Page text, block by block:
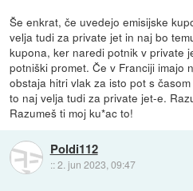
Še enkrat, če uvedejo emisijske
velja tudi za private jet in naj bo
kupona, ker naredi potnik v private
potniški promet. Če v Franciji imajo
obstaja hitri vlak za isto pot s
to naj velja tudi za private jet-e.
Razumeš ti moj ku*ac to!
Poldi112
::2. jun 2023, 09:47